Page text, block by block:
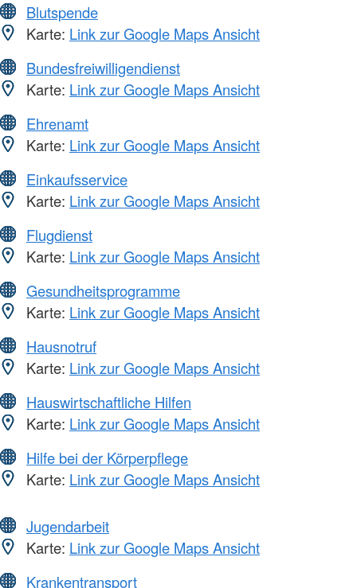
Blutspende
Karte: Link zur Google Maps Ansicht
Bundesfreiwilligendienst
Karte: Link zur Google Maps Ansicht
Ehrenamt
Karte: Link zur Google Maps Ansicht
Einkaufsservice
Karte: Link zur Google Maps Ansicht
Flugdienst
Karte: Link zur Google Maps Ansicht
Gesundheitsprogramme
Karte: Link zur Google Maps Ansicht
Hausnotruf
Karte: Link zur Google Maps Ansicht
Hauswirtschaftliche Hilfen
Karte: Link zur Google Maps Ansicht
Hilfe bei der Körperpflege
Karte: Link zur Google Maps Ansicht
Jugendarbeit
Karte: Link zur Google Maps Ansicht
Krankentransport